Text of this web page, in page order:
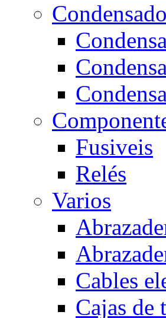
Fusiveis
Relés
Varios
Cables
Cajas de